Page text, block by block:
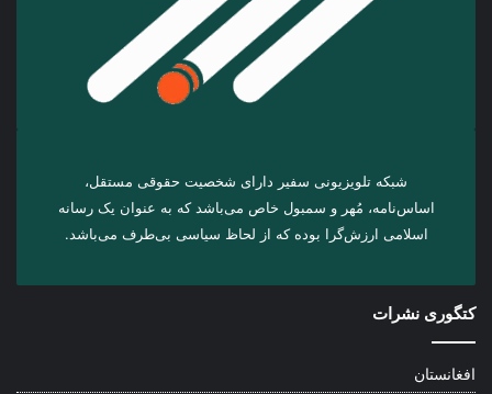
شبکه تلویزیونی سفیر دارای شخصیت حقوقی مستقل،
اساس‌نامه، مُهر و سمبول خاص می‌باشد که به عنوان یک رسانه
اسلامی ارزش‌گرا بوده که از لحاظ سیاسی بی‌طرف می‌باشد.
کتگوری نشرات
افغانستان